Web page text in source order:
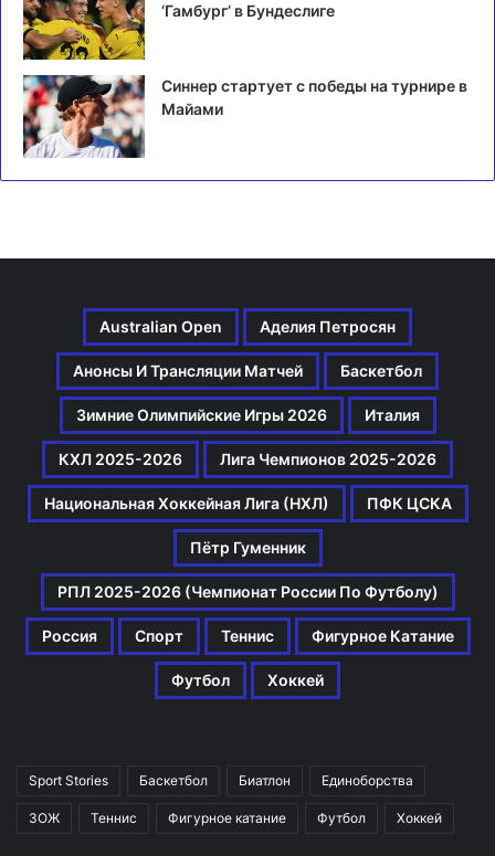
‘Гамбург’ в Бундеслиге
Синнер стартует с победы на турнире в
Майами
Australian Open Аделия Петросян
Анонсы И Трансляции Матчей Баскетбол
Зимние Олимпийские Игры 2026 Италия
КХЛ 2025-2026 Лига Чемпионов 2025-2026
Национальная Хоккейная Лига (НХЛ) ПФК ЦСКА
Пётр Гуменник
РПЛ 2025-2026 (Чемпионат России По Футболу)
Россия Спорт Теннис Фигурное Катание
Футбол Хоккей
Sport Stories Баскетбол Биатлон Единоборства
ЗОЖ Теннис Фигурное катание Футбол Хоккей